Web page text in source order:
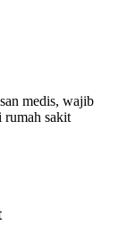
medis, wajib
rumah sakit